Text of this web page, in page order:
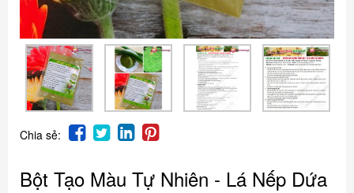
Chia sẻ:
Bột Tạo Màu Tự Nhiên - Lá Nếp Dứa